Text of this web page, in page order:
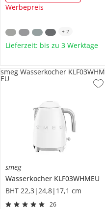
Werbepreis
+ 2
Lieferzeit: bis zu 3 Werktage
smeg
Wasserkocher KLF03WHMEU
BHT 22,3|24,8|17,1 cm
26
smeg Wasserkocher KLF03WHM
EU